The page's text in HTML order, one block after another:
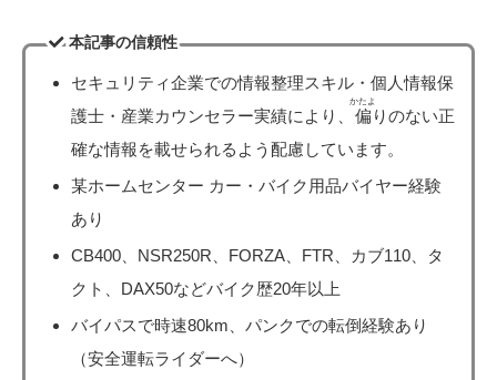
本記事の信頼性
セキュリティ企業での情報整理スキル・個人情報保
護士・産業カウンセラー実績により、 偏
かたよ
りのない正
確な情報を載せられるよう配慮しています。
某ホームセンター カー・バイク用品バイヤー経験
あり
CB400、NSR250R、FORZA、FTR、カブ110、タ
クト、DAX50などバイク歴20年以上
バイパスで時速80km、パンクでの転倒経験あり
（安全運転ライダーへ）